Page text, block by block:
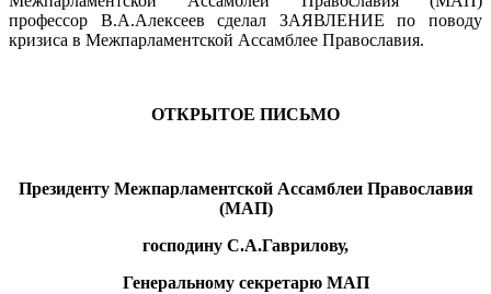
профессор В.А.Алексеев сделал ЗАЯВЛЕНИЕ по поводу
кризиса в Межпарламентской Ассамблее Православия.
ОТКРЫТОЕ ПИСЬМО
Президенту Межпарламентской Ассамблеи Православия
(МАП)
господину С.А.Гаврилову,
Генеральному секретарю МАП